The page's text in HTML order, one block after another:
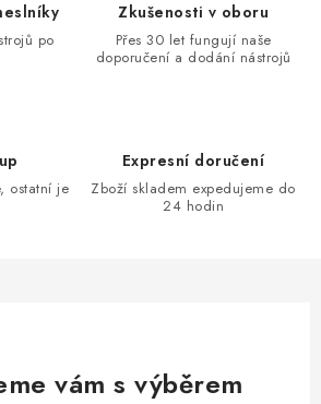
po
Zkušenosti v oboru
Přes 30 let fungují naše
doporučení a dodání nástrojů
ostatní je
Expresní doručení
Zboží skladem expedujeme do
24 hodin
vám s výběrem